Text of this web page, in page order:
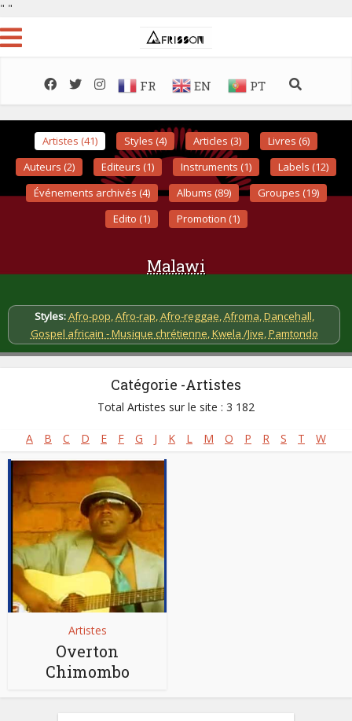
" "
FR EN PT
Artistes (41) Styles (4) Articles (3)
Livres (6)
Auteurs (2)
Editeurs (1) Instruments (1)
Labels (12)
Événements archivés (4)
Albums (89)
Groupes (19)
Edito (1)
Promotion (1)
Malawi
Styles:Afro-pop,Afro-rap,Afro-reggae,Afroma,Dancehall,
Gospel africain - Musique chrétienne,Kwela /Jive,Pamtondo
Catégorie -Artistes
Total Artistes sur le site : 3 182
A B C D E F G J K L M O P R S T W
Artistes
Overton
Chimombo